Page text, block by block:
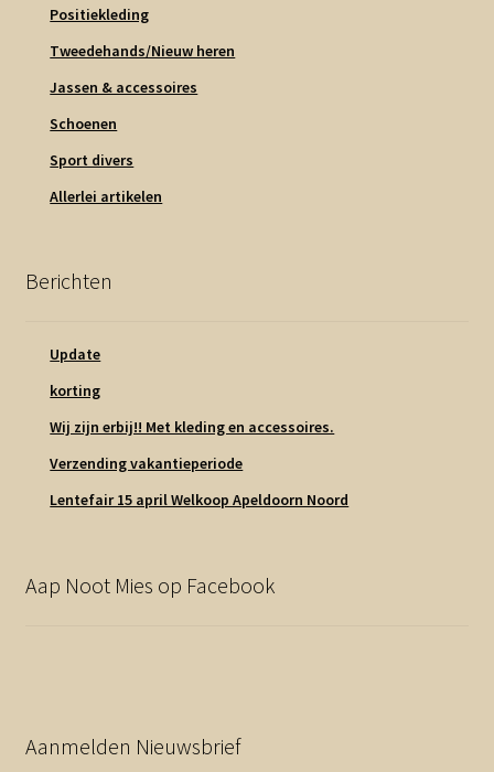
Positiekleding
Tweedehands/Nieuw heren
Jassen & accessoires
Schoenen
Sport divers
Allerlei artikelen
Berichten
Update
korting
Wij zijn erbij!! Met kleding en accessoires.
Verzending vakantieperiode
Lentefair 15 april Welkoop Apeldoorn Noord
Aap Noot Mies op Facebook
Aanmelden Nieuwsbrief